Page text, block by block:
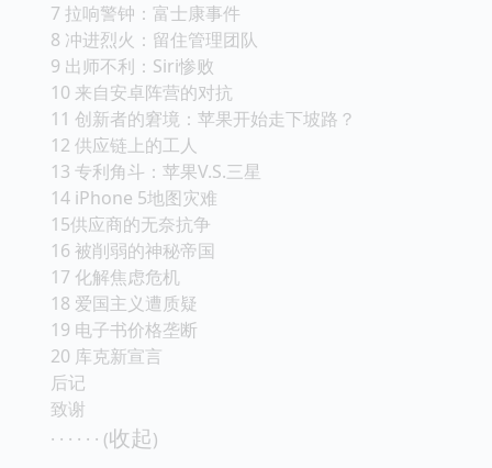
7 拉响警钟：富士康事件
8 冲进烈火：留住管理团队
9 出师不利：Siri惨败
10 来自安卓阵营的对抗
11 创新者的窘境：苹果开始走下坡路？
12 供应链上的工人
13 专利角斗：苹果V.S.三星
14 iPhone 5地图灾难
15供应商的无奈抗争
16 被削弱的神秘帝国
17 化解焦虑危机
18 爱国主义遭质疑
19 电子书价格垄断
20 库克新宣言
后记
致谢
· · · · · · (收起)